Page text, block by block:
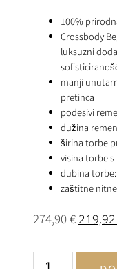
100%
Crossbody
luksuzni
manji
pretinca
podesivi
dužina
širina torbe
visina torbe
dubina torbe:
zaštitne
274,90€ 219,92